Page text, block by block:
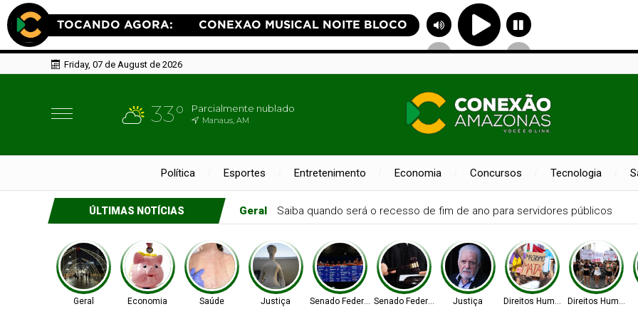
Friday, 07 de August de 2026
33° Parcialmente nublado
Manaus, AM
Política Esportes Entretenimento Economia Concursos Tecnologia
ÚLTIMAS NOTÍCIAS Geral Saiba quando será o recesso de fim de ano para servidores públicos
Geral Economia Saúde Justiça Senado Federal Senado Federal Justiça Direitos HumanosDireitos Humanos